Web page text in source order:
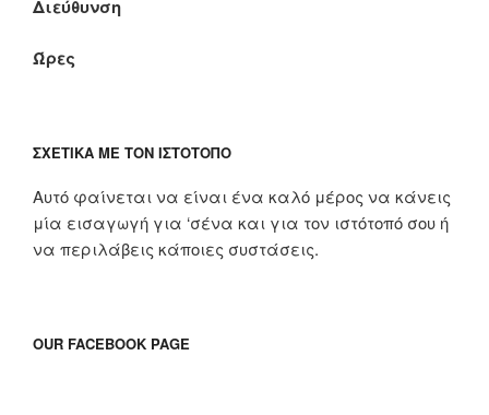
Διεύθυνση
Ώρες
ΣΧΕΤΙΚΆ ΜΕ ΤΟΝ ΙΣΤΌΤΟΠΟ
Αυτό φαίνεται να είναι ένα καλό μέρος να κάνεις
μία εισαγωγή για ‘σένα και για τον ιστότοπό σου ή
να περιλάβεις κάποιες συστάσεις.
OUR FACEBOOK PAGE